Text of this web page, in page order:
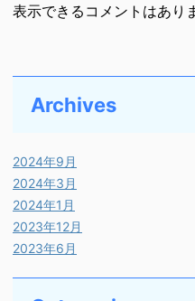
表示できるコメントはあり
Archives
2024年9月
2024年3月
2024年1月
2023年12月
2023年6月